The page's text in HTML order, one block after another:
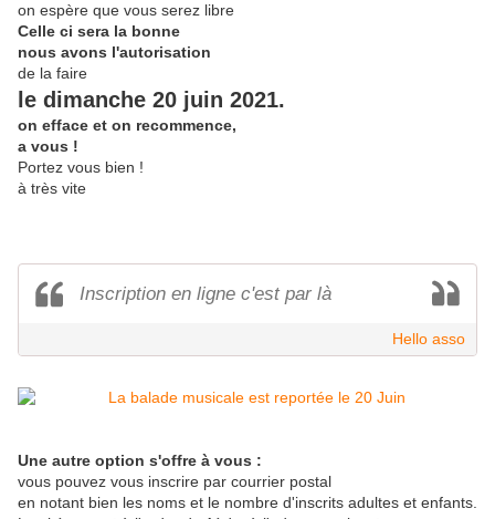
on espère que vous serez libre
Celle ci sera la bonne
nous avons l'autorisation
de la faire
le dimanche 20 juin 2021.
on efface et on recommence,
a vous !
Portez vous bien !
à très vite
Inscription en ligne c'est par là
Hello asso
Une autre option s'offre à vous :
vous pouvez vous inscrire par courrier postal
en notant bien les noms et le nombre d'inscrits adultes et enfants.